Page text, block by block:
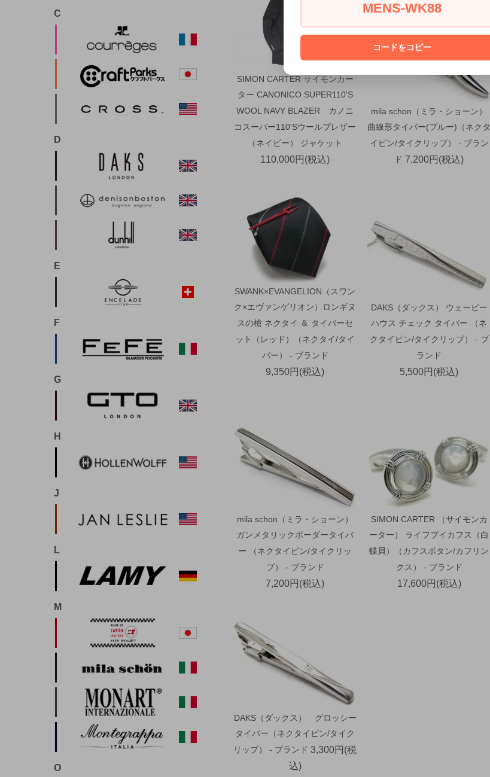
SIMON CARTER サイモンカー
ター CANONICO SUPER110'S
WOOL NAVY BLAZER カノニ
コスーパー110'Sウールブレザー
（ネイビー） ジャケット
110,000円(税込)
mila schon（ミラ・ショーン）
曲線形タイバー(ブルー)（ネクタ
イピン/タイクリップ） - ブラン
ド 7,200円(税込)
SWANK×EVANGELION（スワン
ク×エヴァンゲリオン）ロンギヌ
スの槍 ネクタイ ＆ タイバーセ
ット（レッド）（ネクタイ/タイ
バー） - ブランド
9,350円(税込)
DAKS（ダックス） ウェービー
ハウス チェック タイバー （ネ
クタイピン/タイクリップ） - ブ
ランド
5,500円(税込)
mila schon（ミラ・ショーン）
ガンメタリックボーダータイバ
ー （ネクタイピン/タイクリッ
プ） - ブランド
7,200円(税込)
SIMON CARTER （サイモンカ
ーター） ライフブイカフス（白
蝶貝）（カフスボタン/カフリン
クス） - ブランド
17,600円(税込)
DAKS（ダックス） グロッシー
タイバー（ネクタイピン/タイク
リップ） - ブランド 3,300円(税
込)
C
D
E
F
G
H
J
L
M
O
MENS-WK88
コードをコピー